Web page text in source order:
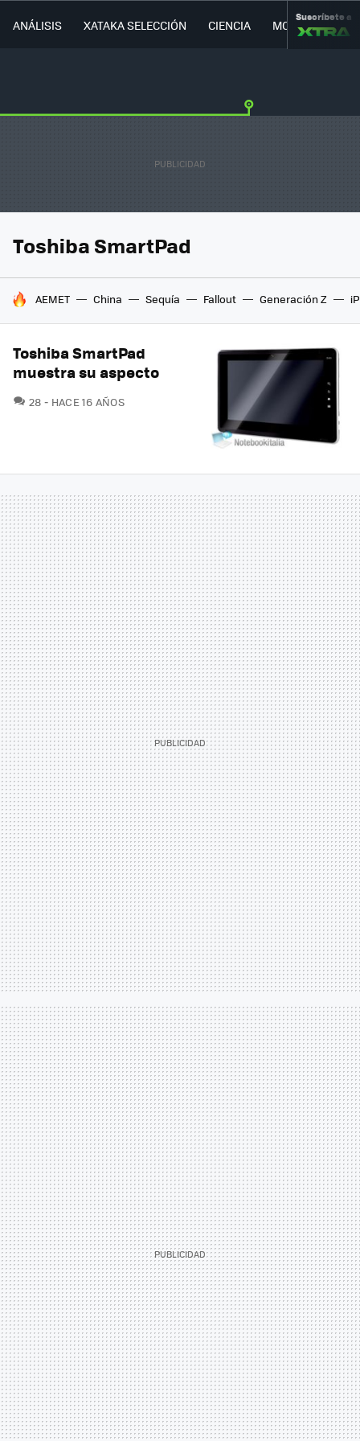
ANÁLISIS XATAKA SELECCIÓN CIENCIA MOVILIDAD
Suscríbete a
Toshiba SmartPad
HOY SE HABLA DE
AEMET China Sequía Fallout Generación Z
Toshiba SmartPad
muestra su aspecto
28 COMENTARIOS
HACE 16 AÑOS